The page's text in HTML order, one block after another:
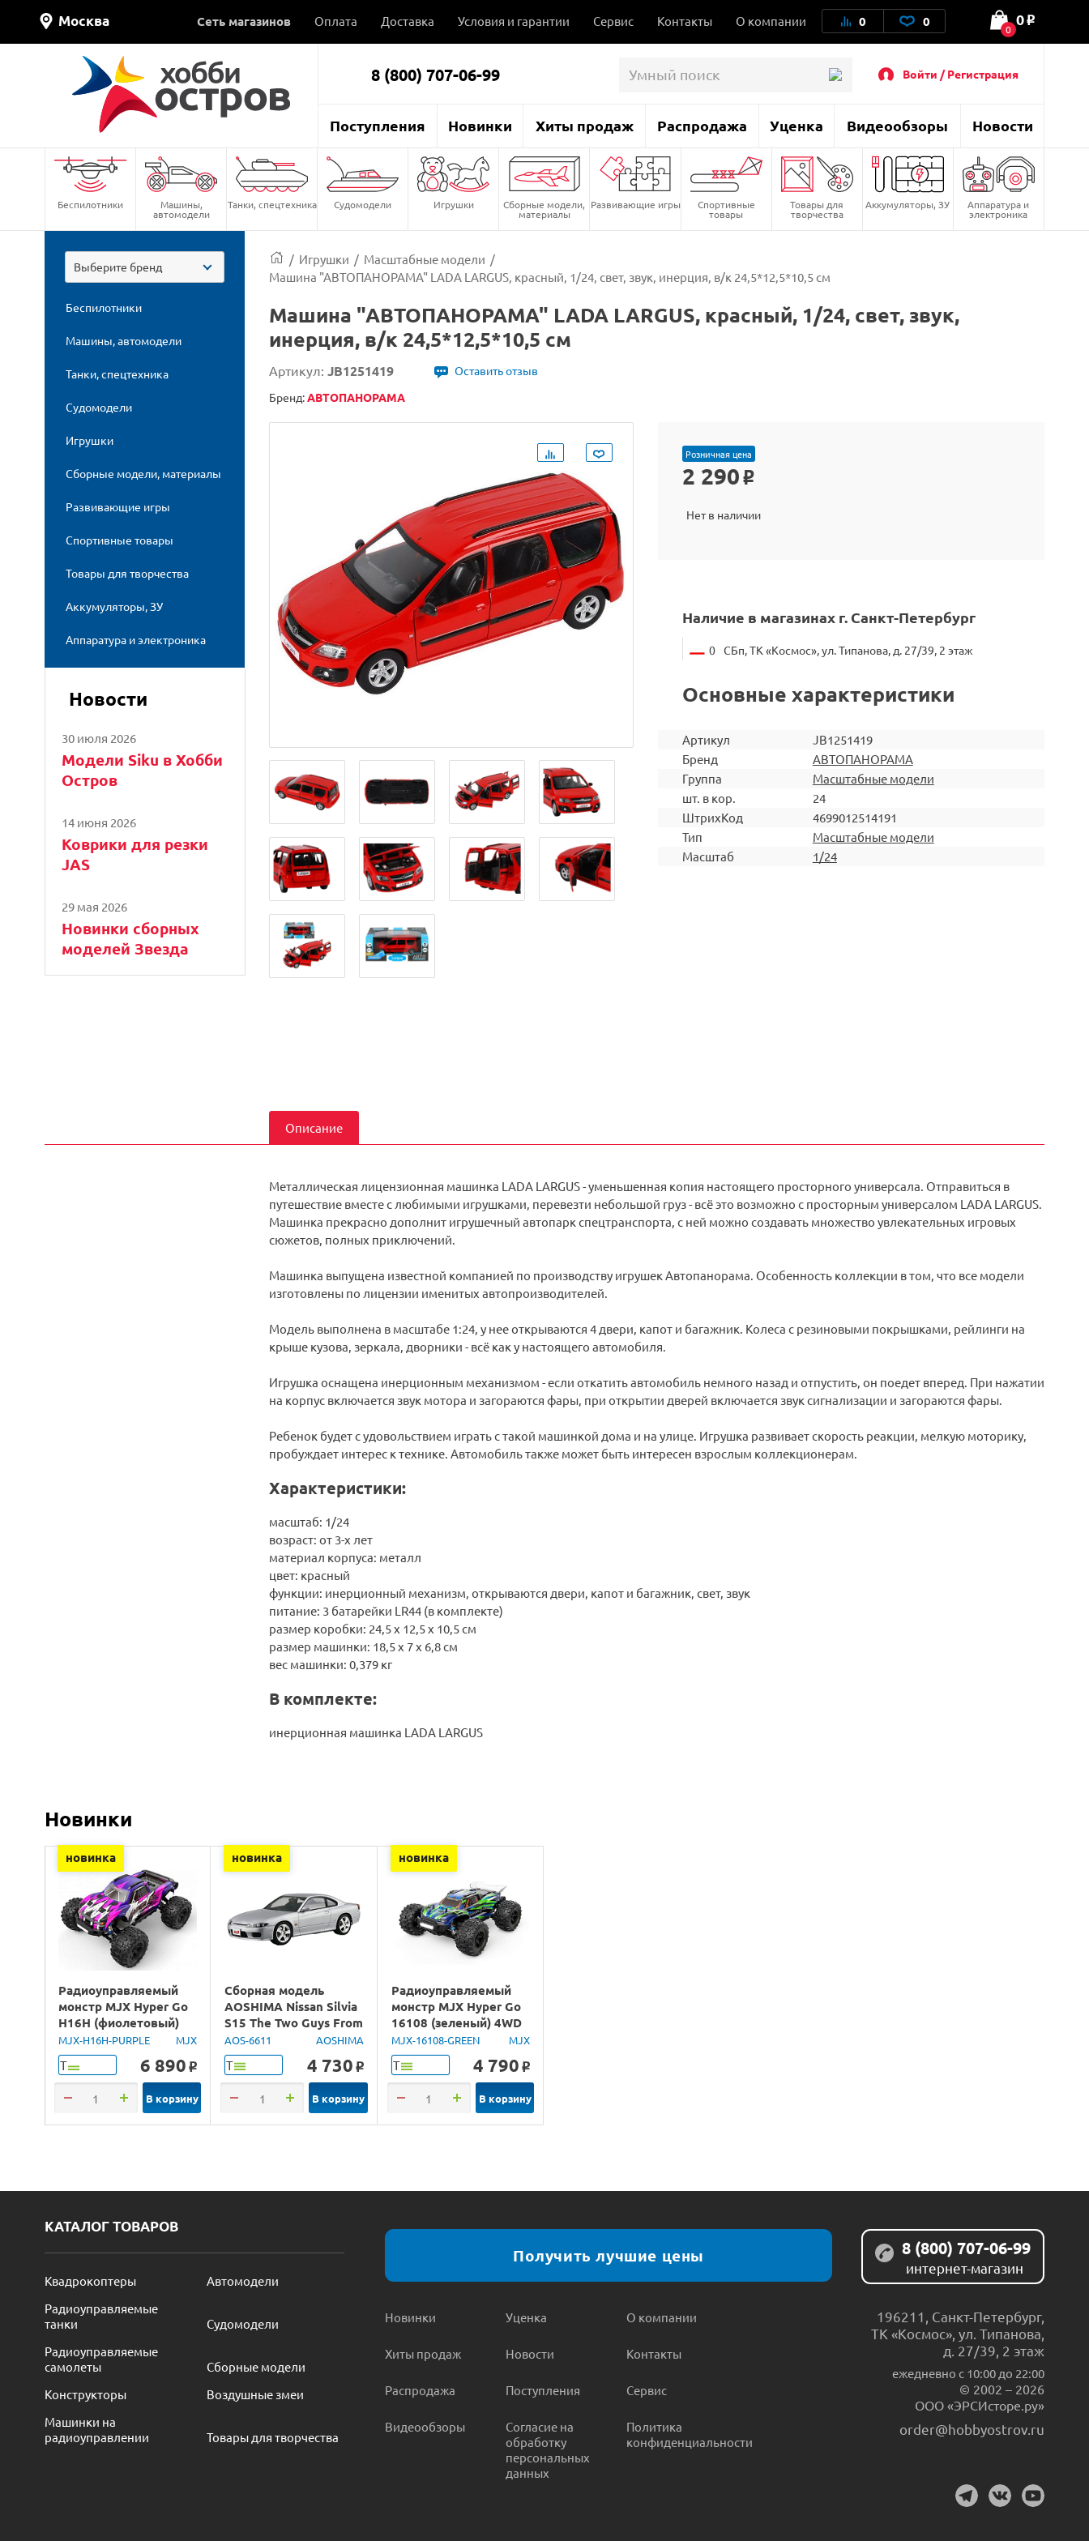
Москва Сеть магазинов Оплата Доставка Условия и гарантии Сервис Контакты О компании 0 0 0
0 o
8 (800) 707-06-99 Войти / Регистрация
Поступления Новинки Хиты продаж Распродажа Уценка Видеообзоры Новости
Беспилотники Машины,
автомодели
Танки, спецтехника Судомодели Игрушки Сборные модели,
материалы
Развивающие игры Спортивные
товары
Товары для
творчества
Аккумуляторы, ЗУ Аппаратура и
электроника
Выберите бренд
Беспилотники
Машины, автомодели
Танки, спецтехника
Судомодели
Игрушки
Сборные модели, материалы
Развивающие игры
Спортивные товары
Товары для творчества
Аккумуляторы, ЗУ
Аппаратура и электроника
Новости
30 июля 2026
Модели Siku в Хобби
Остров
14 июня 2026
Коврики для резки
JAS
29 мая 2026
Новинки сборных
моделей Звезда
/ Игрушки / Масштабные модели /
Машина "АВТОПАНОРАМА" LADA LARGUS, красный, 1/24, свет, звук, инерция, в/к 24,5*12,5*10,5 см
Машина "АВТОПАНОРАМА" LADA LARGUS, красный, 1/24, свет, звук,
инерция, в/к 24,5*12,5*10,5 см
Артикул: JB1251419
Оставить отзыв
Бренд:АВТОПАНОРАМА
Розничная цена
2 290 o
Нет в наличии
Наличие в магазинах г. Санкт-Петербург
0 СБп, ТК «Космос», ул. Типанова, д. 27/39, 2 этаж
Основные характеристики
Артикул
JB1251419
Бренд
АВТОПАНОРАМА
Группа
Масштабные модели
шт. в кор.
24
ШтрихКод
4699012514191
Тип
Масштабные модели
Масштаб
1/24
Описание
Металлическая лицензионная машинка LADA LARGUS - уменьшенная копия настоящего просторного универсала. Отправиться в
путешествие вместе с любимыми игрушками, перевезти небольшой груз - всё это возможно с просторным универсалом LADA LARGUS.
Машинка прекрасно дополнит игрушечный автопарк спецтранспорта, с ней можно создавать множество увлекательных игровых
сюжетов, полных приключений.
Машинка выпущена известной компанией по производству игрушек Автопанорама. Особенность коллекции в том, что все модели
изготовлены по лицензии именитых автопроизводителей.
Модель выполнена в масштабе 1:24, у нее открываются 4 двери, капот и багажник. Колеса с резиновыми покрышками, рейлинги на
крыше кузова, зеркала, дворники - всё как у настоящего автомобиля.
Игрушка оснащена инерционным механизмом - если откатить автомобиль немного назад и отпустить, он поедет вперед. При нажатии
на корпус включается звук мотора и загораются фары, при открытии дверей включается звук сигнализации и загораются фары.
Ребенок будет с удовольствием играть с такой машинкой дома и на улице. Игрушка развивает скорость реакции, мелкую моторику,
пробуждает интерес к технике. Автомобиль также может быть интересен взрослым коллекционерам.
Характеристики:
масштаб: 1/24
возраст: от 3-х лет
материал корпуса: металл
цвет: красный
функции: инерционный механизм, открываются двери, капот и багажник, свет, звук
питание: 3 батарейки LR44 (в комплекте)
размер коробки: 24,5 х 12,5 х 10,5 см
размер машинки: 18,5 х 7 х 6,8 см
вес машинки: 0,379 кг
В комплекте:
инерционная машинка LADA LARGUS
Новинки
новинка
Радиоуправляемый
монстр MJX Hyper Go
H16H (фиолетовый)
4WD 2.4G LED GPS
1/16 RTR
MJX-H16H-PURPLE MJX
Т 6 890 o
В корзину
новинка
Сборная модель
AOSHIMA Nissan Silvia
S15 The Two Guys From
Tokyo, 1/24
AOS-6611 AOSHIMA
Т 4 730 o
В корзину
новинка
Радиоуправляемый
монстр MJX Hyper Go
16108 (зеленый) 4WD
2.4G LED 1/16 RTR
MJX-16108-GREEN MJX
Т 4 790 o
В корзину
КАТАЛОГ ТОВАРОВ
Квадрокоптеры
Автомодели
Радиоуправляемые
танки
Судомодели
Радиоуправляемые
самолеты
Сборные модели
Конструкторы
Воздушные змеи
Машинки на
радиоуправлении
Товары для творчества
Получить лучшие цены
Новинки
Хиты продаж
Распродажа
Видеообзоры
Уценка
Новости
Поступления
Согласие на
обработку
персональных
данных
О компании
Контакты
Сервис
Политика
конфиденциальности
8 (800) 707-06-99
интернет-магазин
196211 Санкт-Петербург,
ТК «Космос», ул. Типанова,
д. 27/39, 2 этаж
ежедневно c 10:00 до 22:00
© 2002 – 2026
ООО «ЭРСИсторе.ру»
order@hobbyostrov.ru